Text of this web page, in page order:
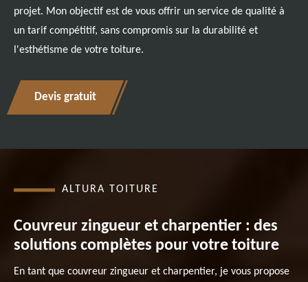
projet. Mon objectif est de vous offrir un service de qualité à
un tarif compétitif, sans compromis sur la durabilité et
l'esthétisme de votre toiture.
Devis gratuit
ALTURA TOITURE
Couvreur zingueur et charpentier : des
solutions complètes pour votre toiture
En tant que couvreur zingueur et charpentier, je vous propose